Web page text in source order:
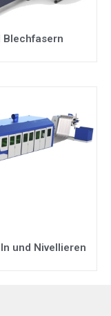
Blechfasern
und Nivellieren